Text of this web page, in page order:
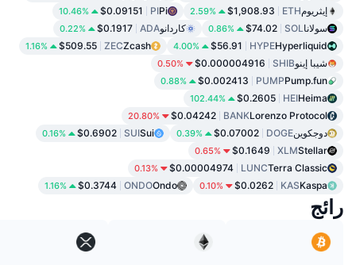
إيثريومETH
$1,908.93
2.59%
Pi
PI
$0.09151
10.46%
سولانا SOL
$74.02
0.86% كاردانوADA
$0.1917
0.22%
Hyperliquid
HYPE
$56.91
4.00%
Zcash
ZEC
$509.55
1.16%
شيبا إينوSHIB
$0.000004916
0.50%
Pump.fun
PUMP
$0.002413
0.88%
Heima
HEI
$0.2605
102.44%
Lorenzo Protocol
BANK
$0.04242
20.80%
دوجكوينDOGE
$0.07002
0.39%
Sui
SUI
$0.6902
0.16%
Stellar
XLM
$0.1649
0.65%
Terra Classic
LUNC
$0.00004974
0.13%
Kaspa
KAS
$0.0262
0.10%
Ondo
ONDO
$0.3744
1.16%
رائج